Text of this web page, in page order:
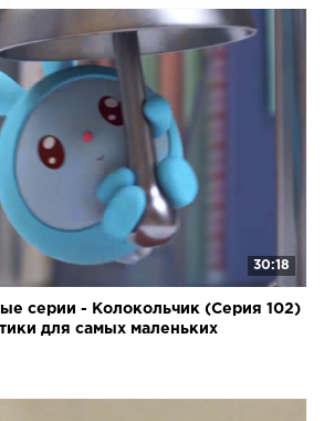
30:18
серии - Колокольчик (Серия 102)
для самых маленьких